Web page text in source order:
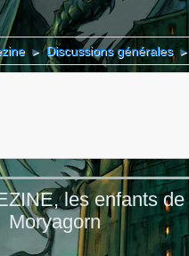
► Discussions générales ►
les enfants de
Moryagorn